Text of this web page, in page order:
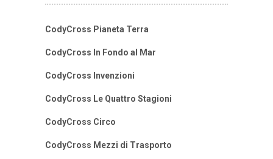
CodyCross Pianeta Terra
CodyCross In Fondo al Mar
CodyCross Invenzioni
CodyCross Le Quattro Stagioni
CodyCross Circo
CodyCross Mezzi di Trasporto